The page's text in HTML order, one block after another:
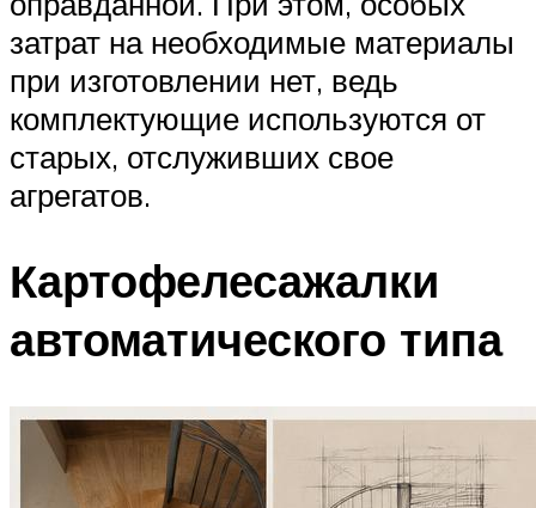
затрат на необходимые материалы
при изготовлении нет, ведь
комплектующие используются от
старых, отслуживших свое
агрегатов.
Картофелесажалки
автоматического типа